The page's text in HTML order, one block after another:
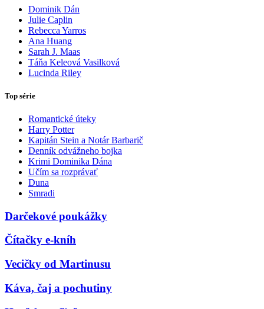
Dominik Dán
Julie Caplin
Rebecca Yarros
Ana Huang
Sarah J. Maas
Táňa Keleová Vasilková
Lucinda Riley
Top série
Romantické úteky
Harry Potter
Kapitán Stein a Notár Barbarič
Denník odvážneho bojka
Krimi Dominika Dána
Učím sa rozprávať
Duna
Smradi
Darčekové poukážky
Čítačky e-kníh
Vecičky od Martinusu
Káva, čaj a pochutiny